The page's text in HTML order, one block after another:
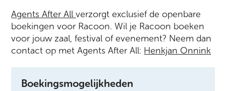
Agents After Allverzorgt exclusief de openbare
boekingen voor Racoon. Wil je Racoon boeken
voor jouw zaal, festival of evenement? Neem dan
contact op met Agents After All: Henkjan Onnink
Boekingsmogelijkheden